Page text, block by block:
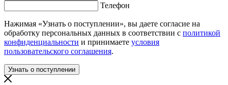
Телефон
Нажимая «Узнать о поступлении», вы даете согласие на
обработку персональных данных в соответствии с политикой
конфиденциальности и принимаете условия
пользовательского соглашения.